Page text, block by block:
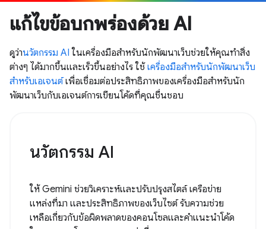
แก้ไขข้อบกพร่องด้วย AI
ดูว่านวัตกรรม AI ในเครื่องมือสำหรับนักพัฒนาเว็บช่วยให้คุณทำสิ่ง
ต่างๆ ได้มากขึ้นและเร็วขึ้นอย่างไร ใช้ เครื่องมือสำหรับนักพัฒนาเว็บ
สำหรับเอเจนต์เพื่อเชื่อมต่อประสิทธิภาพของเครื่องมือสำหรับนัก
พัฒนาเว็บกับเอเจนต์การเขียนโค้ดที่คุณชื่นชอบ
นวัตกรรม AI
ให้ Gemini ช่วยวิเคราะห์และปรับปรุงสไตล์ เครือข่าย
แหล่งที่มา และประสิทธิภาพของเว็บไซต์ รับความช่วย
เหลือเกี่ยวกับข้อผิดพลาดของคอนโซลและคำแนะนำโค้ด